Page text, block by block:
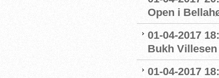
Open i
01-04-2017
Bukh
01-04-2017